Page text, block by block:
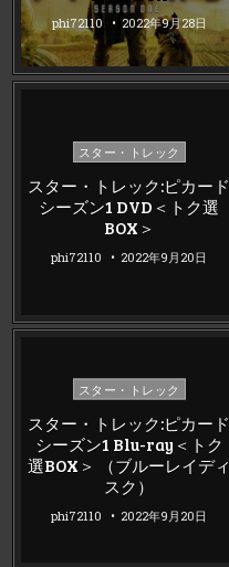
phi72110 2022年9月28日
Posted
スター・トレック
スター・トレック:ピカード
シーズン1 DVD＜トク選
BOX＞
phi72110 2022年9月20日
Posted
スター・トレック
スター・トレック:ピカード
シーズン1 Blu-ray＜トク
選BOX＞ （ブルーレイディ
スク）
phi72110 2022年9月20日